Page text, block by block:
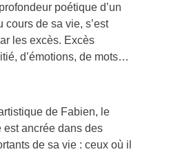
poétique d’un
cours de sa vie, s’est
les excès. Excès
d’émotions, de mots…
de Fabien, le
est ancrée dans des
de sa vie : ceux où il